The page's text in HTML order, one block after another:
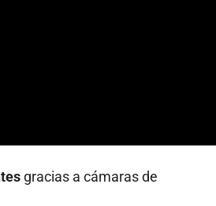
gracias a cámaras de